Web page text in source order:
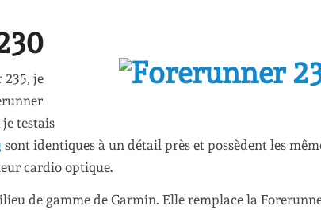
235, je
je testais
sont identiques à un détail près et possèdent les
cardio optique.
de gamme de Garmin. Elle remplace la